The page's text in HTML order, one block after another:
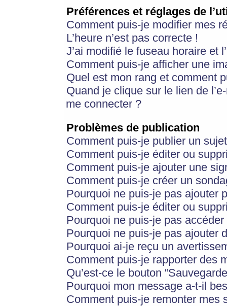
Préférences et réglages de
Comment puis-je modifier mes
L’heure n’est pas correcte !
J’ai modifié le fuseau horaire et
Comment puis-je afficher une
Quel est mon rang et comment
Quand je clique sur le lien de
me connecter ?
Problèmes de publication
Comment puis-je publier un
Comment puis-je éditer ou
Comment puis-je ajouter une
Comment puis-je créer un
Pourquoi ne puis-je pas ajouter
Comment puis-je éditer ou
Pourquoi ne puis-je pas
Pourquoi ne puis-je pas ajouter
Pourquoi ai-je reçu un
Comment puis-je rapporter des
Qu’est-ce le bouton
Pourquoi mon message a-t-il
Comment puis-je remonter mes